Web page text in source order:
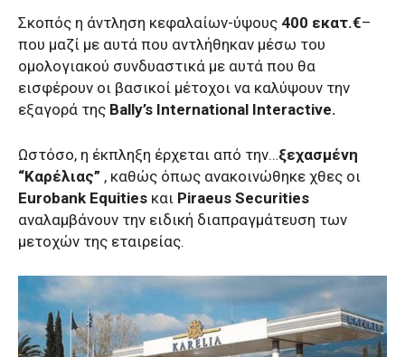
Σκοπός η άντληση κεφαλαίων-ύψους 400 εκατ.€–
που μαζί με αυτά που αντλήθηκαν μέσω του
ομολογιακού συνδυαστικά με αυτά που θα
εισφέρουν οι βασικοί μέτοχοι να καλύψουν την
εξαγορά της Bally’s International Interactive.
Ωστόσο, η έκπληξη έρχεται από την…ξεχασμένη
“Καρέλιας” , καθώς όπως ανακοινώθηκε χθες οι
Eurobank Equities και Piraeus Securities
αναλαμβάνουν την ειδική διαπραγμάτευση των
μετοχών της εταιρείας.